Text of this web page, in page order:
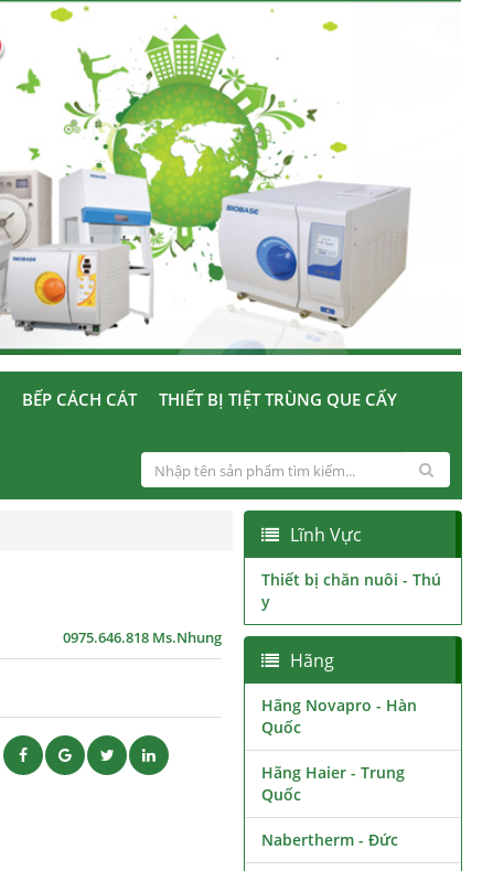
BẾP CÁCH CÁT
THIẾT BỊ TIỆT TRÙNG QUE CẤY
0975.646.818 Ms.Nhung
Lĩnh Vực
Thiết bị chăn nuôi - Thú
y
Hãng
Hãng Novapro - Hàn
Quốc
Hãng Haier - Trung
Quốc
Nabertherm - Đức